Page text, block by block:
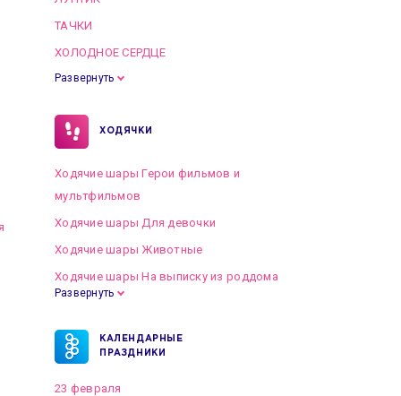
ТАЧКИ
ХОЛОДНОЕ СЕРДЦЕ
Развернуть
ХОДЯЧКИ
Ходячие шары Герои фильмов и
мультфильмов
Ходячие шары Для девочки
Ходячие шары Животные
Ходячие шары На выписку из роддома
Развернуть
КАЛЕНДАРНЫЕ
ПРАЗДНИКИ
23 февраля